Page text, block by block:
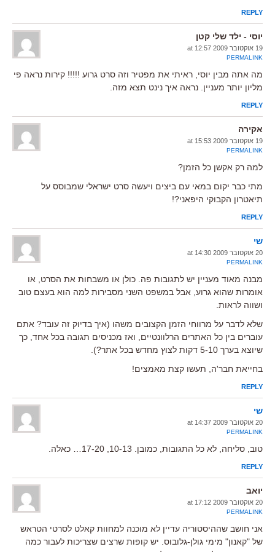
REPLY
יוסי - ילד שלי קטן
19 אוקטובר 2009 at 12:57
PERMALINK
מה אתה מבין יוסי, ראיתי את מפטיר וזה סרט גרוע !!!!! קירות נראה פי
מליון יותר מעניין. נראה איך נינט תצא מזה.
REPLY
אקירה
19 אוקטובר 2009 at 15:53
PERMALINK
למה רק אקשן כל הזמן?
מתי כבר יקום במאי עם ביצים ויעשה סרט ישראלי שמבוסס על
תיאטרון הקבוקי היפאני?!
REPLY
שי
20 אוקטובר 2009 at 14:30
PERMALINK
מבנה מאוד מעניין יש לתגובות פה. כולן או משבחות את הסרט, או
אומרות שהוא גרוע, אבל במשפט השני מסבירות למה הוא בעצם טוב
ושווה לראות.
שלא לדבר על מרווחי הזמן הקצובים משהו (איך בדיוק זה עובד? אתם
עוברים בין כל האתרים הרלוונטיים, ואז מכניסים תגובה בכל אחד, כך
שיוצא בערך 5-10 דקות לצוץ מחדש בכל אתר?).
בחייאת חבר'ה, תעשו קצת מאמצים!
REPLY
שי
20 אוקטובר 2009 at 14:37
PERMALINK
טוב, סליחה, לא כל התגובות, כמובן. 10-13, 17-20… כאלה.
REPLY
יואב
20 אוקטובר 2009 at 17:12
PERMALINK
אני חושב שההיסטוריה עדיין לא מוכנה למחוות קאלט לסרטי הטראש
של "קאנון" מימי גולן-גלובוס. יש קופות שרצים שצריכות לעבור כמה